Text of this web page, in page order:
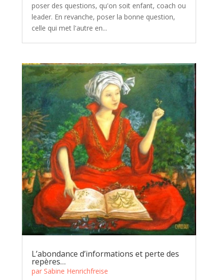
poser des questions, qu'on soit enfant, coach ou
leader. En revanche, poser la bonne question,
celle qui met l'autre en...
L’abondance d’informations et perte des
repères…
par Sabine Henrichfreise